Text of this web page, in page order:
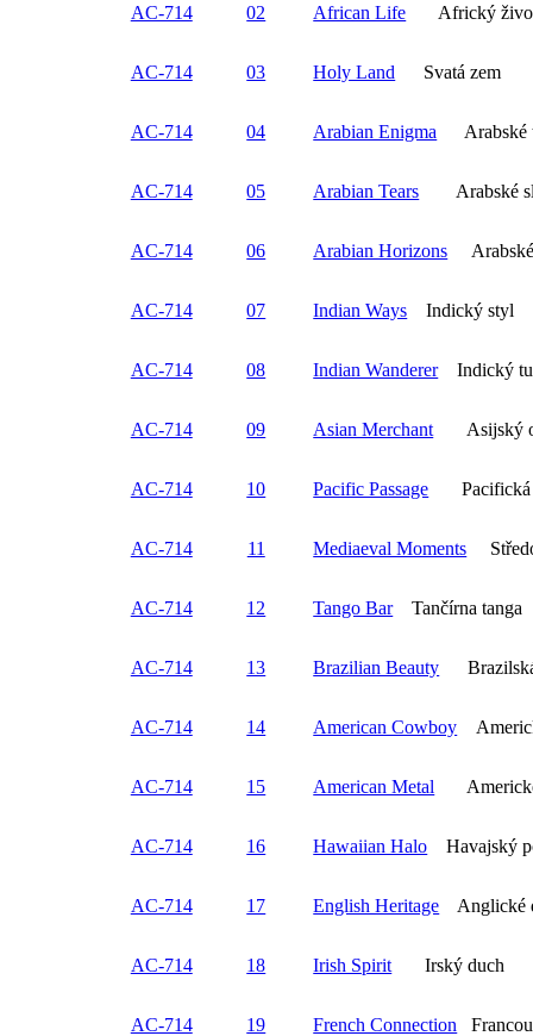
AC-714 02 African Life Africký
AC-714 03 Holy Land Svatá zem
AC-714 04 Arabian Enigma Arabské
AC-714 05 Arabian Tears Arabské
AC-714 06 Arabian Horizons Arabské
AC-714 07 Indian Ways Indický styl
AC-714 08 Indian WandererIndický
AC-714 09 Asian Merchant Asijský
AC-714 10 Pacific Passage Pacifická
AC-714 11 Mediaeval Moments
AC-714 12 Tango BarTančírna tanga
AC-714 13 Brazilian Beauty
AC-714 14 American Cowboy
AC-714 15 American Metal
AC-714 16 Hawaiian Halo Havajský
AC-714 17 English Heritage Anglické
AC-714 18 Irish Spirit Irský duch
AC-714 19 French Connection